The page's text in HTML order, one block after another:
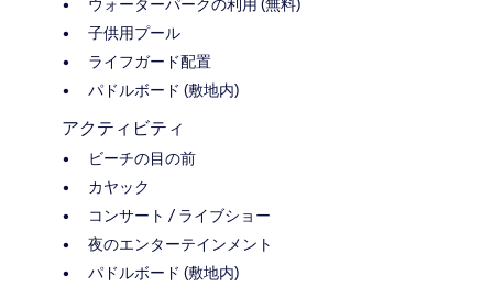
ウォーターパークの利用 (無料)
子供用プール
ライフガード配置
パドルボード (敷地内)
アクティビティ
ビーチの目の前
カヤック
コンサート / ライブショー
夜のエンターテインメント
パドルボード (敷地内)